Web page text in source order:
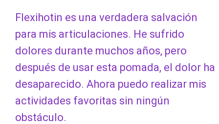
Flexihotin es una verdadera salvación
para mis articulaciones. He sufrido
dolores durante muchos años, pero
después de usar esta pomada, el dolor ha
desaparecido. Ahora puedo realizar mis
actividades favoritas sin ningún
obstáculo.